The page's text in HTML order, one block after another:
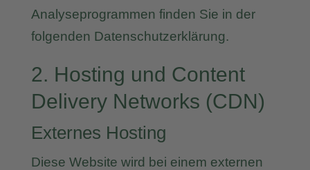
Analyseprogrammen finden Sie in der
folgenden Datenschutzerklärung.
2. Hosting und Content
Delivery Networks (CDN)
Externes Hosting
Diese Website wird bei einem externen